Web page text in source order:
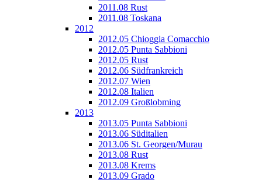
2011.08 Rust
2011.08 Toskana
2012
2012.05 Chioggia Comacchio
2012.05 Punta Sabbioni
2012.05 Rust
2012.06 Südfrankreich
2012.07 Wien
2012.08 Italien
2012.09 Großlobming
2013
2013.05 Punta Sabbioni
2013.06 Süditalien
2013.06 St. Georgen/Murau
2013.08 Rust
2013.08 Krems
2013.09 Grado